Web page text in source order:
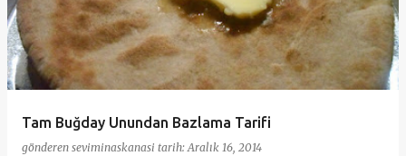
Tam Buğday Unundan Bazlama Tarifi
gönderen seviminaskanasi tarih:Aralık 16, 2014